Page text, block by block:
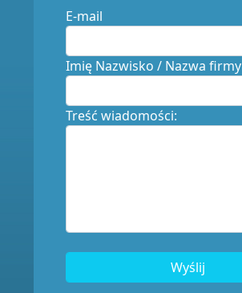
E-mail
Imię Nazwisko / Nazwa firmy
Treść wiadomości:
Wyślij